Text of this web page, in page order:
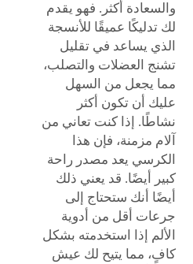
والسعادة أكثر. فهو يقدم
لك تدليكًا عميقًا للأنسجة
الذي يساعد في تقليل
تشنج العضلات والتصلب،
مما يجعل من السهل
عليك أن تكون أكثر
نشاطًا. إذا كنت تعاني من
آلام مزمنة، فإن هذا
الكرسي يعد مصدر راحة
كبير أيضًا. قد يعني ذلك
أيضًا أنك ستحتاج إلى
جرعات أقل من أدوية
الألم إذا استخدمته بشكل
كافٍ، مما يتيح لك عيش